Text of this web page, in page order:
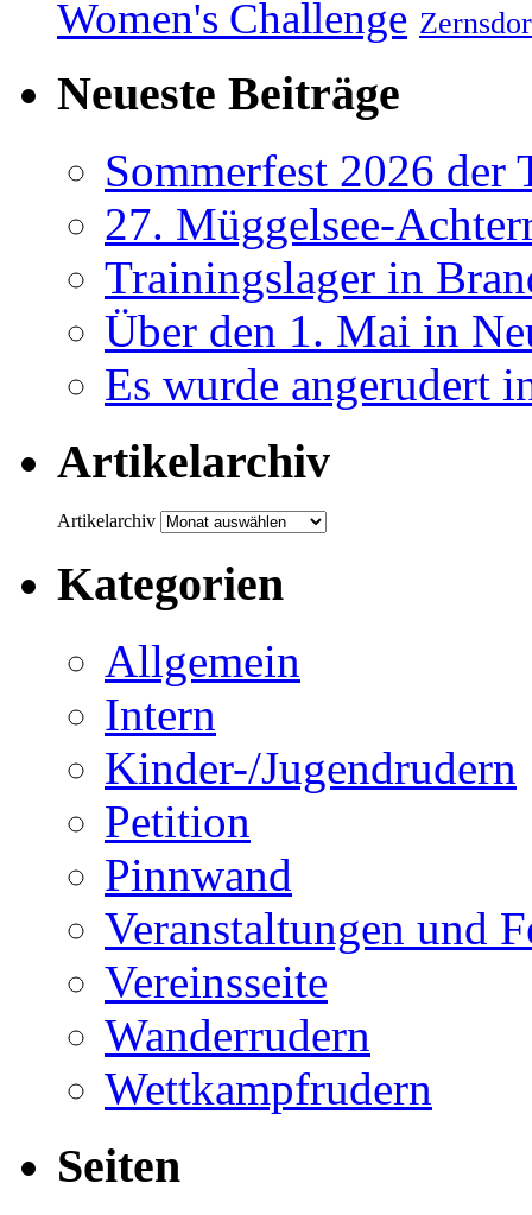
Women's Challenge
Neueste Beiträge
Sommerfest 2026 der
27. Müggelsee-
Trainingslager in
Über den 1. Mai in
Es wurde angerudert
Artikelarchiv
Artikelarchiv
Kategorien
Allgemein
Intern
Kinder-/Jugendrudern
Petition
Pinnwand
Veranstaltungen und
Vereinsseite
Wanderrudern
Wettkampfrudern
Seiten